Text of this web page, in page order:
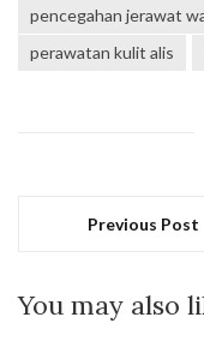
pencegahan jerawat
perawatan kulit alis
Previous Post
You may also